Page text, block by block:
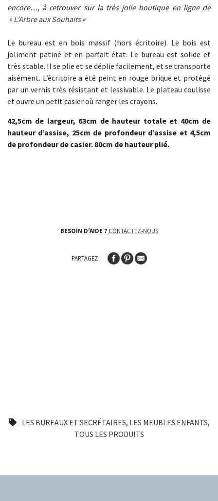
LES BUREAUX ET SECRÉTAIRES, LES MEUBLES ENFANTS,
TOUS LES PRODUITS
encore…, à retrouver sur la très jolie boutique en ligne de
»L’Arbre aux Souhaits«
Le bureau est en bois massif (hors écritoire). Le bois est
joliment patiné et en parfait état. Le bureau est solide et
très stable. Il se plie et se déplie facilement, et se transporte
aisément. L’écritoire a été peint en rouge brique et protégé
par un vernis très résistant et lessivable. Le plateau coulisse
et ouvre un petit casier où ranger les crayons.
42,5cm de largeur, 63cm de hauteur totale et 40cm de
hauteur d’assise, 25cm de profondeur d’assise et 4,5cm
de profondeur de casier. 80cm de hauteur plié.
BESOIN D'AIDE ? CONTACTEZ-NOUS
PARTAGEZ